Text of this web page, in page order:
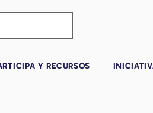
Y RECURSOS